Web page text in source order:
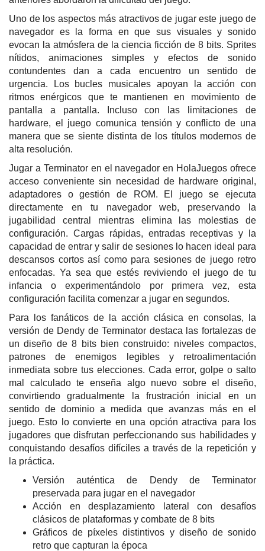
Uno de los aspectos más atractivos de jugar este juego de
navegador es la forma en que sus visuales y sonido
evocan la atmósfera de la ciencia ficción de 8 bits. Sprites
nítidos, animaciones simples y efectos de sonido
contundentes dan a cada encuentro un sentido de
urgencia. Los bucles musicales apoyan la acción con
ritmos enérgicos que te mantienen en movimiento de
pantalla a pantalla. Incluso con las limitaciones de
hardware, el juego comunica tensión y conflicto de una
manera que se siente distinta de los títulos modernos de
alta resolución.
Jugar a Terminator en el navegador en HolaJuegos ofrece
acceso conveniente sin necesidad de hardware original,
adaptadores o gestión de ROM. El juego se ejecuta
directamente en tu navegador web, preservando la
jugabilidad central mientras elimina las molestias de
configuración. Cargas rápidas, entradas receptivas y la
capacidad de entrar y salir de sesiones lo hacen ideal para
descansos cortos así como para sesiones de juego retro
enfocadas. Ya sea que estés reviviendo el juego de tu
infancia o experimentándolo por primera vez, esta
configuración facilita comenzar a jugar en segundos.
Para los fanáticos de la acción clásica en consolas, la
versión de Dendy de Terminator destaca las fortalezas de
un diseño de 8 bits bien construido: niveles compactos,
patrones de enemigos legibles y retroalimentación
inmediata sobre tus elecciones. Cada error, golpe o salto
mal calculado te enseña algo nuevo sobre el diseño,
convirtiendo gradualmente la frustración inicial en un
sentido de dominio a medida que avanzas más en el
juego. Esto lo convierte en una opción atractiva para los
jugadores que disfrutan perfeccionando sus habilidades y
conquistando desafíos difíciles a través de la repetición y
la práctica.
Versión auténtica de Dendy de Terminator
preservada para jugar en el navegador
Acción en desplazamiento lateral con desafíos
clásicos de plataformas y combate de 8 bits
Gráficos de píxeles distintivos y diseño de sonido
retro que capturan la época